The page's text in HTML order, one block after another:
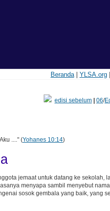
Beranda| YLSA.org|
edisi sebelum| 06/
...." (Yohanes 10:14)
jemaat untuk datang ke sekolah,
menyapa sambil menyebut
sosok gembala yang baik, yang